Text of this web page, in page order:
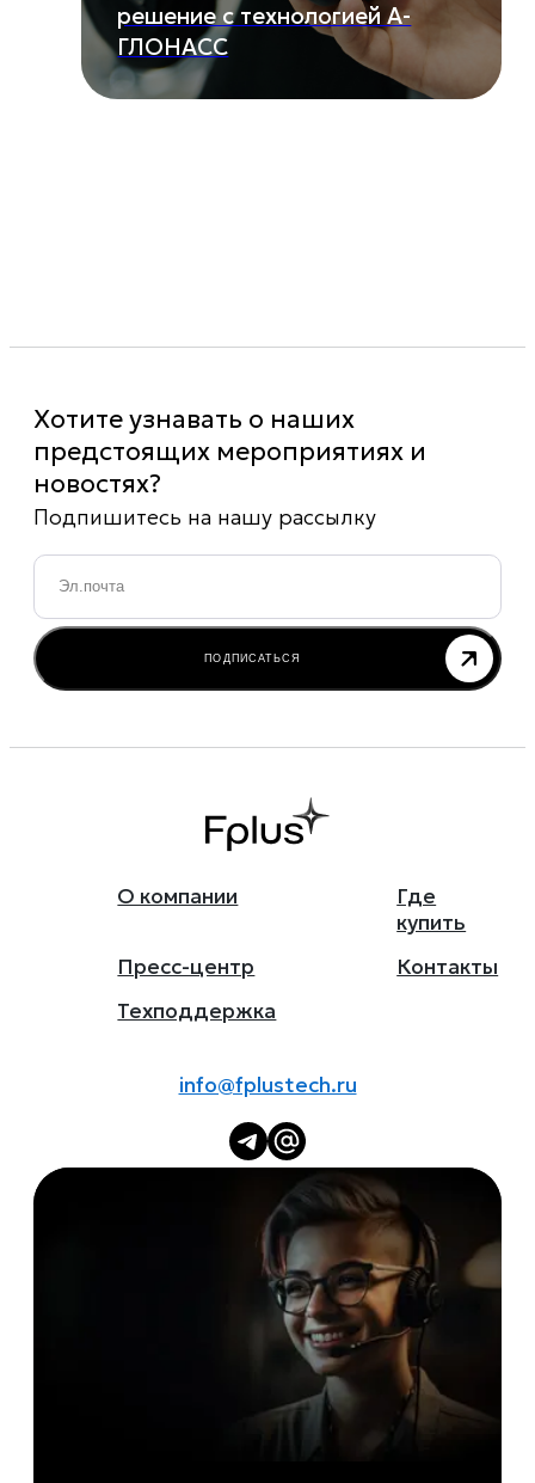
решение с технологией A-
ГЛОНАСС
Хотите узнавать о наших
предстоящих мероприятиях и
новостях?
Подпишитесь на нашу рассылку
Email
ПОДПИСАТЬСЯ
О компании
Где
купить
Пресс-центр
Контакты
Техподдержка
info@fplustech.ru